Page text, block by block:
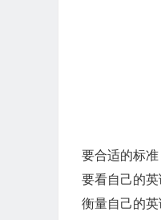
要合适的标准
要看自己的
衡量自己的